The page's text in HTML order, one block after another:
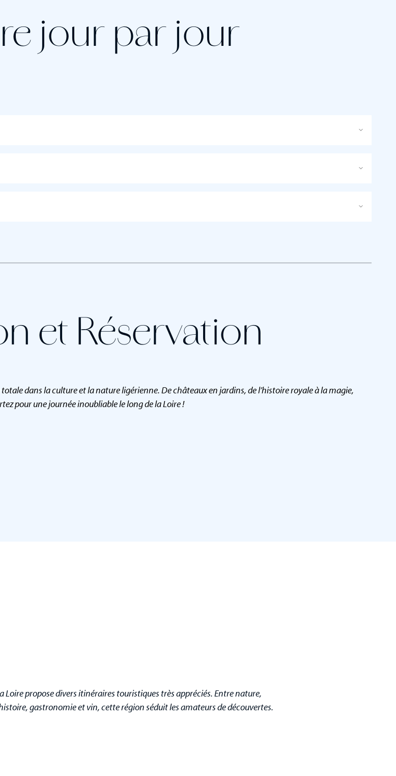
jour par jour
et Réservation
dans la culture et la nature ligérienne. De châteaux en jardins, de l’histoire royale à la magie,
pour une journée inoubliable le long de la Loire !
Loire propose divers itinéraires touristiques très appréciés. Entre nature,
gastronomie et vin, cette région séduit les amateurs de découvertes.